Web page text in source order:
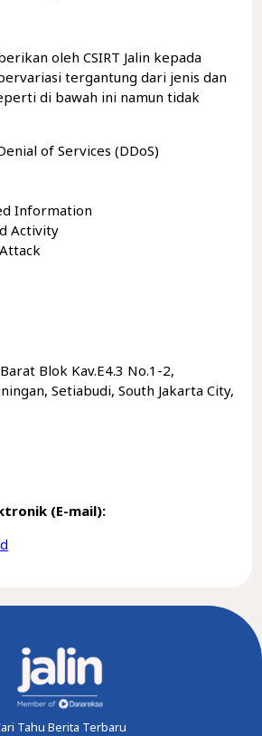
oleh CSIRT Jalin kepada
tergantung dari jenis dan
di bawah ini namun tidak
of Services (DDoS)
Information
Activity
Blok Kav.E4.3 No.1-2,
Setiabudi, South Jakarta City,
(E-mail):
Tahu Berita Terbaru